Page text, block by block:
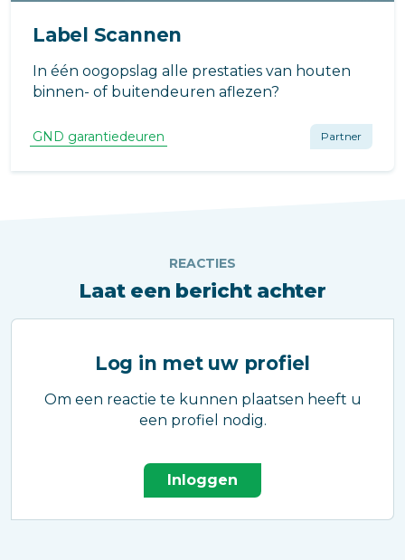
Label Scannen
In één oogopslag alle prestaties van houten
binnen- of buitendeuren aflezen?
GND garantiedeuren Partner
REACTIES
Laat een bericht achter
Log in met uw profiel
Om een reactie te kunnen plaatsen heeft u
een profiel nodig.
Inloggen